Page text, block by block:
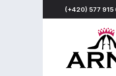
(+420) 577